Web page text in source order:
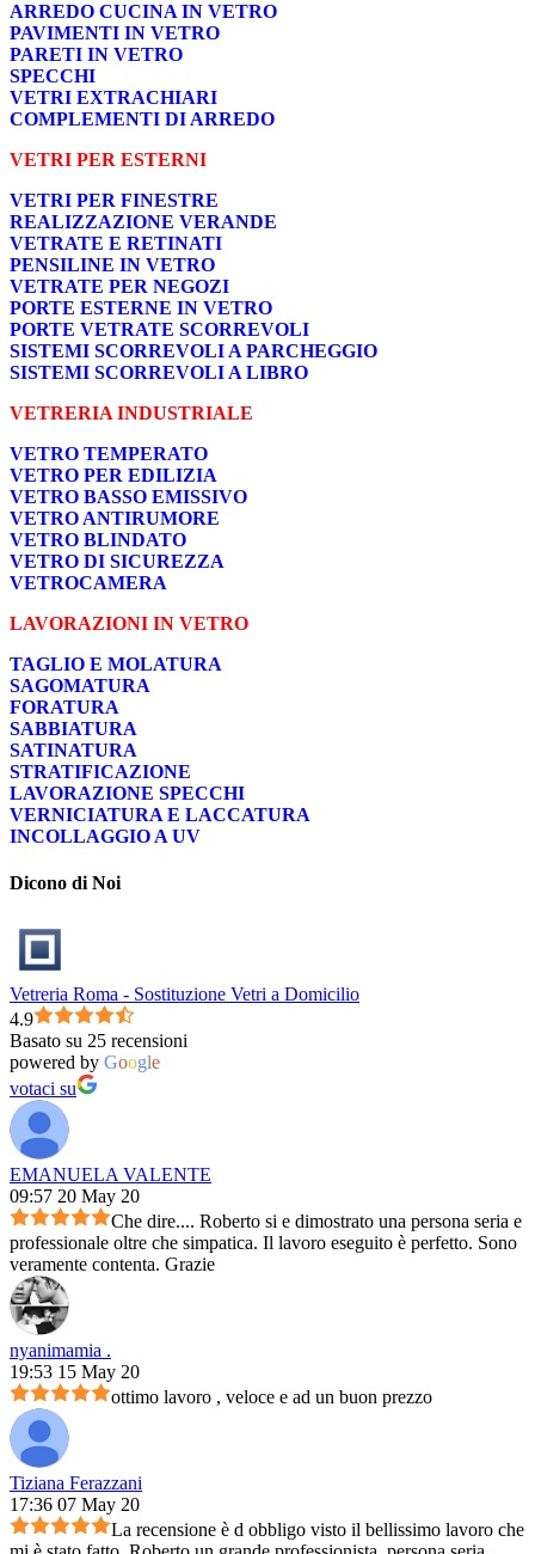
ARREDO CUCINA IN VETRO
PAVIMENTI IN VETRO
PARETI IN VETRO
SPECCHI
VETRI EXTRACHIARI
COMPLEMENTI DI ARREDO
VETRI PER ESTERNI
VETRI PER FINESTRE
REALIZZAZIONE VERANDE
VETRATE E RETINATI
PENSILINE IN VETRO
VETRATE PER NEGOZI
PORTE ESTERNE IN VETRO
PORTE VETRATE SCORREVOLI
SISTEMI SCORREVOLI A PARCHEGGIO
SISTEMI SCORREVOLI A LIBRO
VETRERIA INDUSTRIALE
VETRO TEMPERATO
VETRO PER EDILIZIA
VETRO BASSO EMISSIVO
VETRO ANTIRUMORE
VETRO BLINDATO
VETRO DI SICUREZZA
VETROCAMERA
LAVORAZIONI IN VETRO
TAGLIO E MOLATURA
SAGOMATURA
FORATURA
SABBIATURA
SATINATURA
STRATIFICAZIONE
LAVORAZIONE SPECCHI
VERNICIATURA E LACCATURA
INCOLLAGGIO A UV
Dicono di Noi
Vetreria Roma - Sostituzione Vetri a Domicilio
4.9
Basato su 25 recensioni
powered by Google
votaci su
EMANUELA VALENTE
09:57 20 May 20
Che dire.... Roberto si e dimostrato una persona seria e
professionale oltre che simpatica. Il lavoro eseguito è perfetto. Sono
veramente contenta. Grazie
nyanimamia .
19:53 15 May 20
ottimo lavoro , veloce e ad un buon prezzo
Tiziana Ferazzani
17:36 07 May 20
La recensione è d obbligo visto il bellissimo lavoro che